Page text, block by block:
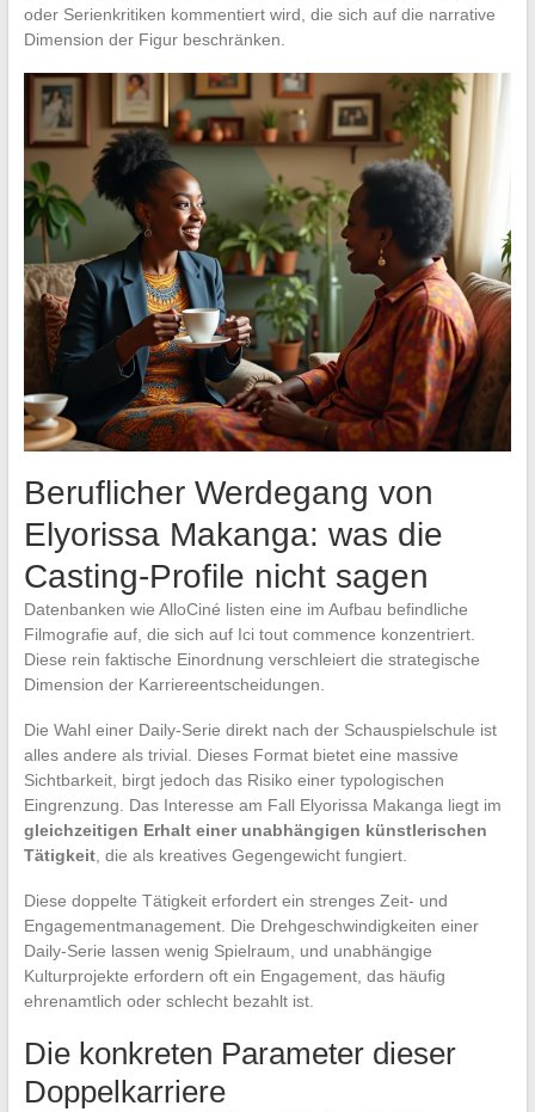
oder Serienkritiken kommentiert wird, die sich auf die narrative
Dimension der Figur beschränken.
Beruflicher Werdegang von
Elyorissa Makanga: was die
Casting-Profile nicht sagen
Datenbanken wie AlloCiné listen eine im Aufbau befindliche
Filmografie auf, die sich auf Ici tout commence konzentriert.
Diese rein faktische Einordnung verschleiert die strategische
Dimension der Karriereentscheidungen.
Die Wahl einer Daily-Serie direkt nach der Schauspielschule ist
alles andere als trivial. Dieses Format bietet eine massive
Sichtbarkeit, birgt jedoch das Risiko einer typologischen
Eingrenzung. Das Interesse am Fall Elyorissa Makanga liegt im
gleichzeitigen Erhalt einer unabhängigen künstlerischen
Tätigkeit, die als kreatives Gegengewicht fungiert.
Diese doppelte Tätigkeit erfordert ein strenges Zeit- und
Engagementmanagement. Die Drehgeschwindigkeiten einer
Daily-Serie lassen wenig Spielraum, und unabhängige
Kulturprojekte erfordern oft ein Engagement, das häufig
ehrenamtlich oder schlecht bezahlt ist.
Die konkreten Parameter dieser
Doppelkarriere